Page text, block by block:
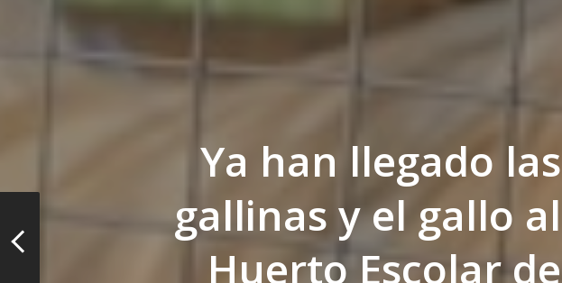
Ya han llegado las
gallinas y el gallo al
Huerto Escolar de